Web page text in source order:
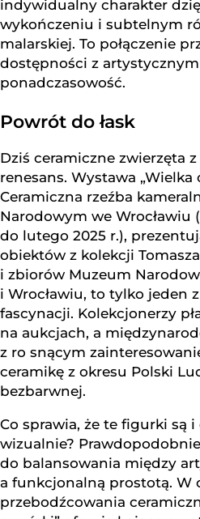
indywidualny charakter
wykończeniu i subtelnym
malarskiej. To połączenie
dostępności z artystycznym
ponadczasowość.
Powrót do łask
Dziś ceramiczne zwierzęta
renesans. Wystawa
Ceramiczna rzeźba
Narodowym we Wrocławiu
do lutego 2025 r.),
obiektów z kolekcji
i zbiorów Muzeum
i Wrocławiu, to tylko jeden
fascynacji. Kolekcjonerzy
na aukcjach, a
z ro snącym
ceramikę z okresu Polski
bezbarwnej.
Co sprawia, że te figurki są
wizualnie?
do balansowania między
a funkcjonalną prostotą. W
przebodźcowania